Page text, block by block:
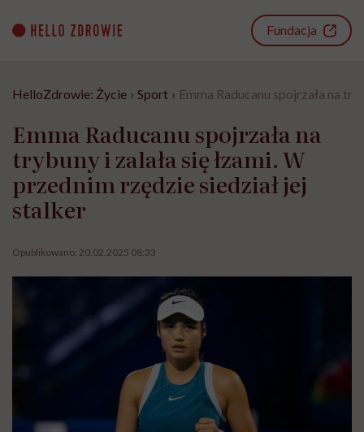
content
Fundacja
HelloZdrowie: Życie › Sport › Emma Raducanu spojrzała na
Emma Raducanu spojrzała na
trybuny i zalała się łzami. W
przednim rzędzie siedział jej
stalker
Opublikowano: 20.02.2025 08:33